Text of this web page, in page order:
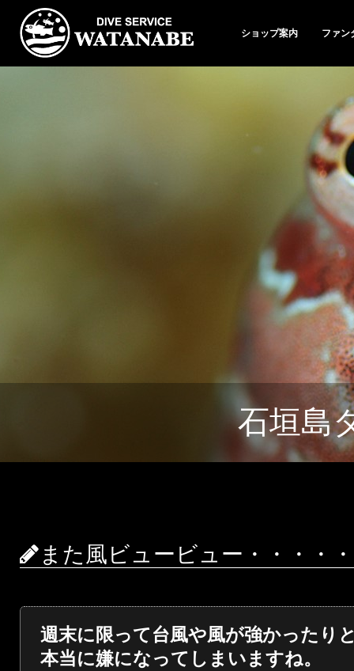
ショップ案内 ファン
石垣島
また風ビュービュー・・・・
週末に限って台風や風が強かったり
本当に嫌になってしまいますね。